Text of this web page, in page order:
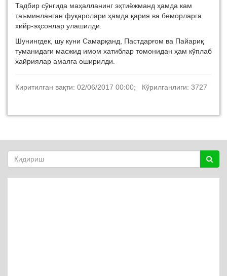
Тадбир сўнгида маҳалланинг эҳтиёжманд ҳамда кам
таъминланган фуқаролари ҳамда қария ва беморларга
хийр-эҳсонлар улашилди.
Шунингдек, шу куни Самарқанд, Пастдарғом ва Пайариқ
туманидаги масжид имом хатиблар томонидан ҳам кўплаб
хайриялар амалга оширилди.
Киритилган вақти: 02/06/2017 00:00; Кўрилганлиги: 3727